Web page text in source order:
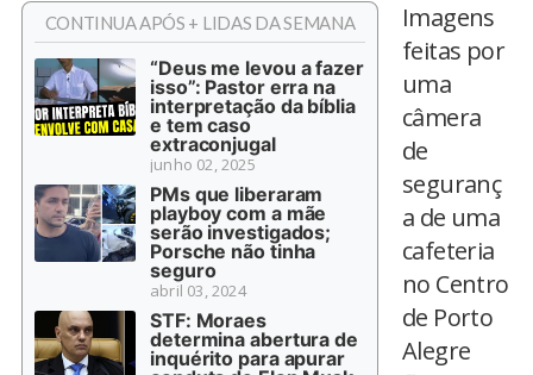
CONTINUA APÓS + LIDAS DA SEMANA
“Deus me levou a fazer
isso”: Pastor erra na
interpretação da bíblia
e tem caso
extraconjugal
junho 02, 2025
PMs que liberaram
playboy com a mãe
serão investigados;
Porsche não tinha
seguro
abril 03, 2024
STF: Moraes
determina abertura de
inquérito para apurar
Imagens
feitas por
uma
câmera
de
seguranç
a de uma
cafeteria
no Centro
de Porto
Alegre